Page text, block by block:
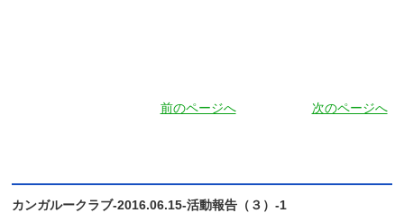
前のページへ 次のページへ
カンガルークラブ-2016.06.15-活動報告（３）-1